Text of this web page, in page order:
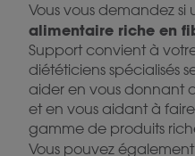
Vous vous demandez si
alimentaire riche en
Support convient à
diététiciens spécialisés
aider en vous donnant
et en vous aidant à
gamme de produits
Vous pouvez